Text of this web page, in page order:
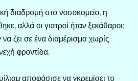
διαδρομή στο νοσοκομείο, η
αλλά οι γιατροί ήταν ξεκάθαροι:
ζει σε ένα διαμέρισμα χωρίς
φροντίδα.
αποφάσισε να γκρεμίσει το